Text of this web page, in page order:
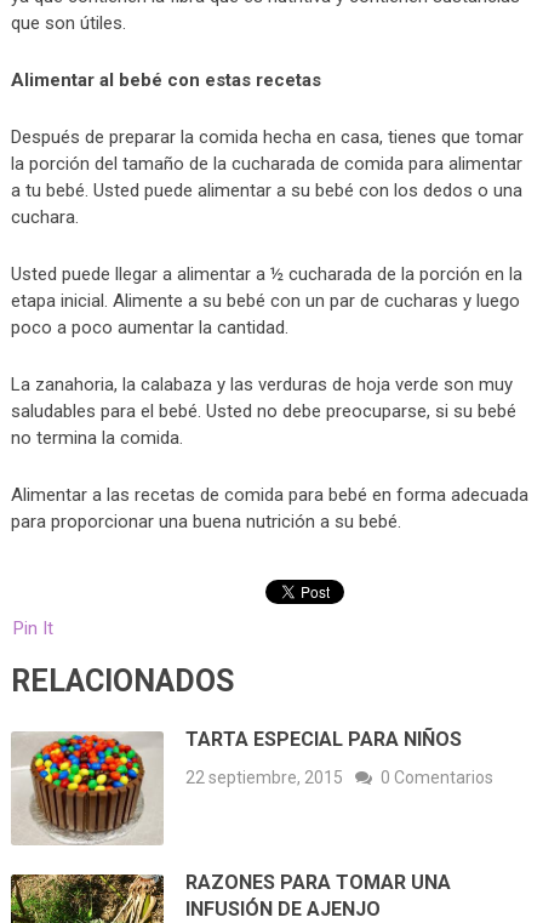
que son útiles.
Alimentar al bebé con estas recetas
Después de preparar la comida hecha en casa, tienes que tomar
la porción del tamaño de la cucharada de comida para alimentar
a tu bebé. Usted puede alimentar a su bebé con los dedos o una
cuchara.
Usted puede llegar a alimentar a ½ cucharada de la porción en la
etapa inicial. Alimente a su bebé con un par de cucharas y luego
poco a poco aumentar la cantidad.
La zanahoria, la calabaza y las verduras de hoja verde son muy
saludables para el bebé. Usted no debe preocuparse, si su bebé
no termina la comida.
Alimentar a las recetas de comida para bebé en forma adecuada
para proporcionar una buena nutrición a su bebé.
Pin It
RELACIONADOS
TARTA ESPECIAL PARA NIÑOS
22 septiembre, 2015 0 Comentarios
RAZONES PARA TOMAR UNA
INFUSIÓN DE AJENJO